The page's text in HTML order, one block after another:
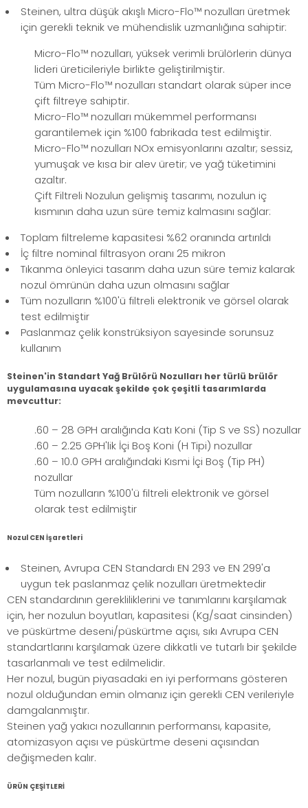
Steinen, ultra düşük akışlı Micro-Flo™ nozulları üretmek
için gerekli teknik ve mühendislik uzmanlığına sahiptir:
Micro-Flo™ nozulları, yüksek verimli brülörlerin dünya
lideri üreticileriyle birlikte geliştirilmiştir.
Tüm Micro-Flo™ nozulları standart olarak süper ince
çift filtreye sahiptir.
Micro-Flo™ nozulları mükemmel performansı
garantilemek için %100 fabrikada test edilmiştir.
Micro-Flo™ nozulları NOx emisyonlarını azaltır; sessiz,
yumuşak ve kısa bir alev üretir; ve yağ tüketimini
azaltır.
Çift Filtreli Nozulun gelişmiş tasarımı, nozulun iç
kısmının daha uzun süre temiz kalmasını sağlar:
Toplam filtreleme kapasitesi %62 oranında artırıldı
İç filtre nominal filtrasyon oranı 25 mikron
Tıkanma önleyici tasarım daha uzun süre temiz kalarak
nozul ömrünün daha uzun olmasını sağlar
Tüm nozulların %100'ü filtreli elektronik ve görsel olarak
test edilmiştir
Paslanmaz çelik konstrüksiyon sayesinde sorunsuz
kullanım
Steinen'in Standart Yağ Brülörü Nozulları her türlü brülör
uygulamasına uyacak şekilde çok çeşitli tasarımlarda
mevcuttur:
.60 – 28 GPH aralığında Katı Koni (Tip S ve SS) nozullar
.60 – 2.25 GPH'lik İçi Boş Koni (H Tipi) nozullar
.60 – 10.0 GPH aralığındaki Kısmi İçi Boş (Tip PH)
nozullar
Tüm nozulların %100'ü filtreli elektronik ve görsel
olarak test edilmiştir
Nozul CEN İşaretleri
Steinen, Avrupa CEN Standardı EN 293 ve EN 299'a
uygun tek paslanmaz çelik nozulları üretmektedir
CEN standardının gerekliliklerini ve tanımlarını karşılamak
için, her nozulun boyutları, kapasitesi (Kg/saat cinsinden)
ve püskürtme deseni/püskürtme açısı, sıkı Avrupa CEN
standartlarını karşılamak üzere dikkatli ve tutarlı bir şekilde
tasarlanmalı ve test edilmelidir.
Her nozul, bugün piyasadaki en iyi performans gösteren
nozul olduğundan emin olmanız için gerekli CEN verileriyle
damgalanmıştır.
Steinen yağ yakıcı nozullarının performansı, kapasite,
atomizasyon açısı ve püskürtme deseni açısından
değişmeden kalır.
ÜRÜN ÇEŞİTLERİ